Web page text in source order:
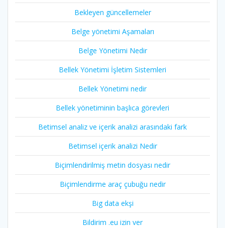
Bekleyen güncellemeler
Belge yönetimi Aşamaları
Belge Yönetimi Nedir
Bellek Yönetimi İşletim Sistemleri
Bellek Yönetimi nedir
Bellek yönetiminin başlıca görevleri
Betimsel analiz ve içerik analizi arasındaki fark
Betimsel içerik analizi Nedir
Biçimlendirilmiş metin dosyası nedir
Biçimlendirme araç çubuğu nedir
Big data ekşi
Bildirim .eu izin ver